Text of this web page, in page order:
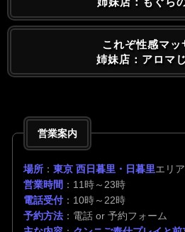
これぞ性感マッ
姉妹店：アロマ
営業案内
場所 ： 東京 西日暮里・日暮里エリ
営業時間 ：11時～23時
電話受付：10時～22時
予約方法 ：電話 or 予約フォーム